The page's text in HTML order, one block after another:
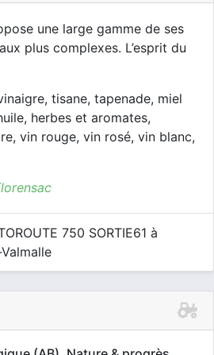
une large gamme de ses
plus complexes. L’esprit du
tisane, tapenade, miel
herbes et aromates,
vin rouge, vin rosé, vin blanc,
750 SORTIE61 à